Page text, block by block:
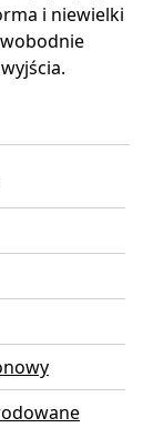
i niewielki